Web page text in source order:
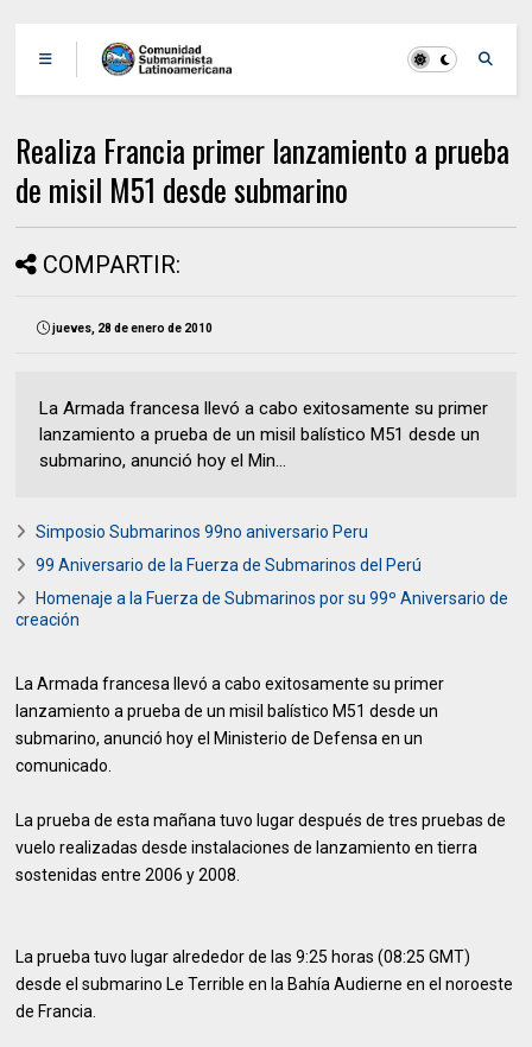
Realiza Francia primer lanzamiento a prueba
de misil M51 desde submarino
COMPARTIR:
jueves, 28 de enero de 2010
La Armada francesa llevó a cabo exitosamente su primer
lanzamiento a prueba de un misil balístico M51 desde un
submarino, anunció hoy el Min...
Simposio Submarinos 99no aniversario Peru
99 Aniversario de la Fuerza de Submarinos del Perú
Homenaje a la Fuerza de Submarinos por su 99º Aniversario de
creación
La Armada francesa llevó a cabo exitosamente su primer
lanzamiento a prueba de un misil balístico M51 desde un
submarino, anunció hoy el Ministerio de Defensa en un
comunicado.
La prueba de esta mañana tuvo lugar después de tres pruebas de
vuelo realizadas desde instalaciones de lanzamiento en tierra
sostenidas entre 2006 y 2008.
La prueba tuvo lugar alrededor de las 9:25 horas (08:25 GMT)
desde el submarino Le Terrible en la Bahía Audierne en el noroeste
de Francia.